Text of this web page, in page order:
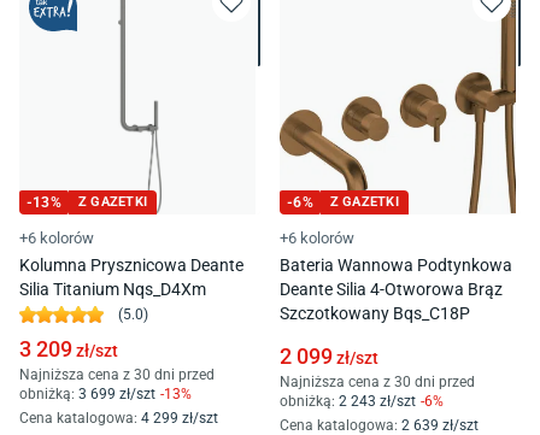
-13% Z GAZETKI
+6 kolorów
Kolumna Prysznicowa Deante
Silia Titanium Nqs_D4Xm
(5.0)
3 209zł/szt
Najniższa cena z 30 dni przed
obniżką: 3 699 zł/szt -13%
Cena katalogowa: 4 299 zł/szt
-6% Z GAZETKI
+6 kolorów
Bateria Wannowa Podtynkowa
Deante Silia 4-Otworowa Brąz
Szczotkowany Bqs_C18P
2 099zł/szt
Najniższa cena z 30 dni przed
obniżką: 2 243 zł/szt -6%
Cena katalogowa: 2 639 zł/szt